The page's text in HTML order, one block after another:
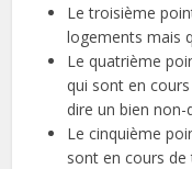
Le troisième
logements mais
Le quatrième
qui sont en
dire un bien non-
Le cinquième
sont en cours